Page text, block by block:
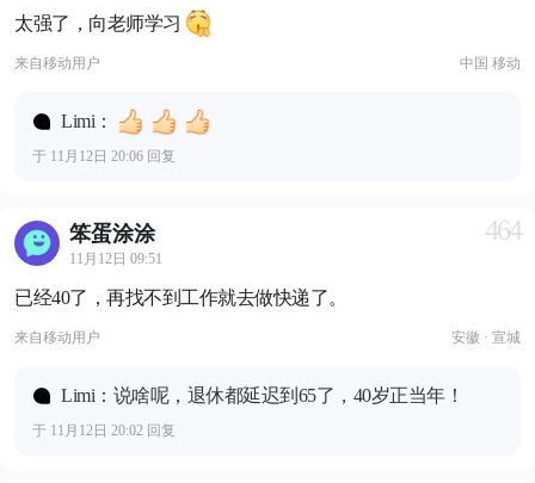
太强了，向老师学习
来自移动用户 中国 移动
Limi：
于 11月12日 20:06 回复
笨蛋涂涂
11月12日 09:51
464
已经40了，再找不到工作就去做快递了。
来自移动用户 安徽 · 宣城
Limi：说啥呢，退休都延迟到65了，40岁正当年！
于 11月12日 20:02 回复